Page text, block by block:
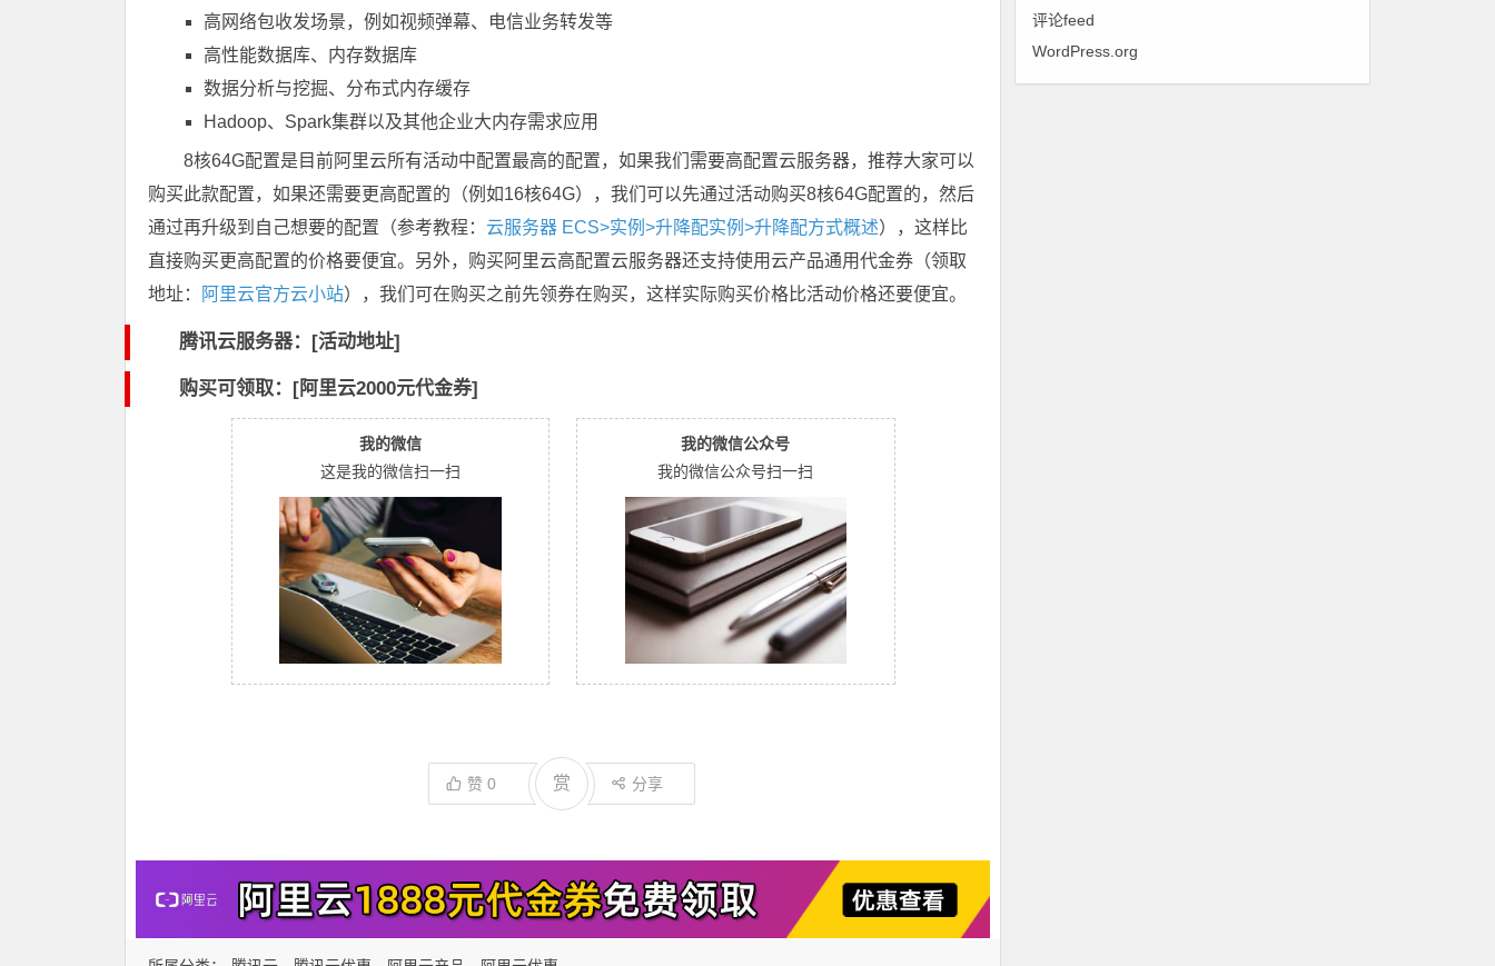
高网络包收发场景，例如视频弹幕、电信业务转发等
高性能数据库、内存数据库
数据分析与挖掘、分布式内存缓存
Hadoop、Spark集群以及其他企业大内存需求应用
8核64G配置是目前阿里云所有活动中配置最高的配置，如果我们需要高配置云服务器，推荐大家可以
购买此款配置，如果还需要更高配置的（例如16核64G），我们可以先通过活动购买8核64G配置的，然后
通过再升级到自己想要的配置（参考教程： 云服务器 ECS>实例>升降配实例>升降配方式概述），这样比
直接购买更高配置的价格要便宜。另外，购买阿里云高配置云服务器还支持使用云产品通用代金券（领取
地址：
阿里云官方云小站），我们可在购买之前先领券在购买，这样实际购买价格比活动价格还要便宜。
腾讯云服务器：[活动地址]
购买可领取：[阿里云2000元代金券]
我的微信
这是我的微信扫一扫
我的微信公众号
我的微信公众号扫一扫
赞 0 赏 分享
评论feed
WordPress.org